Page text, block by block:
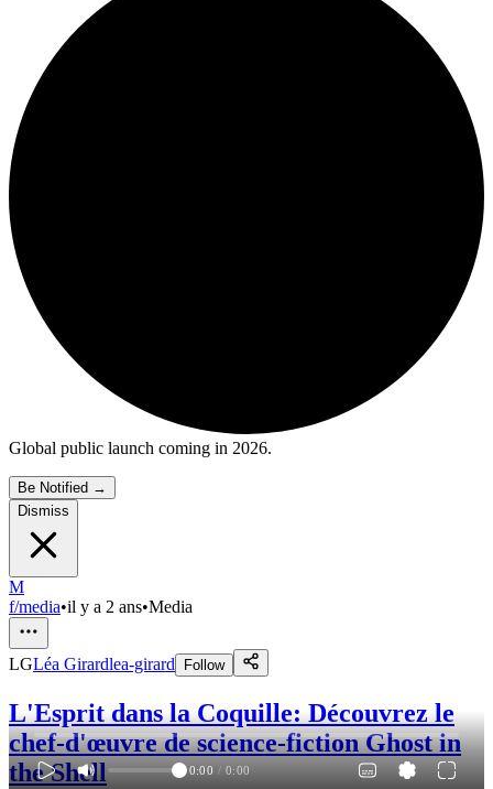
Global public launch coming in 2026.
Be Notified →
Dismiss
M
f/media•il y a 2 ans•Media
LGLéa Girardlea-girard Follow
L'Esprit dans la Coquille: Découvrez le
chef-d'œuvre de science-fiction Ghost in
the Shell
0:00 / 0:00